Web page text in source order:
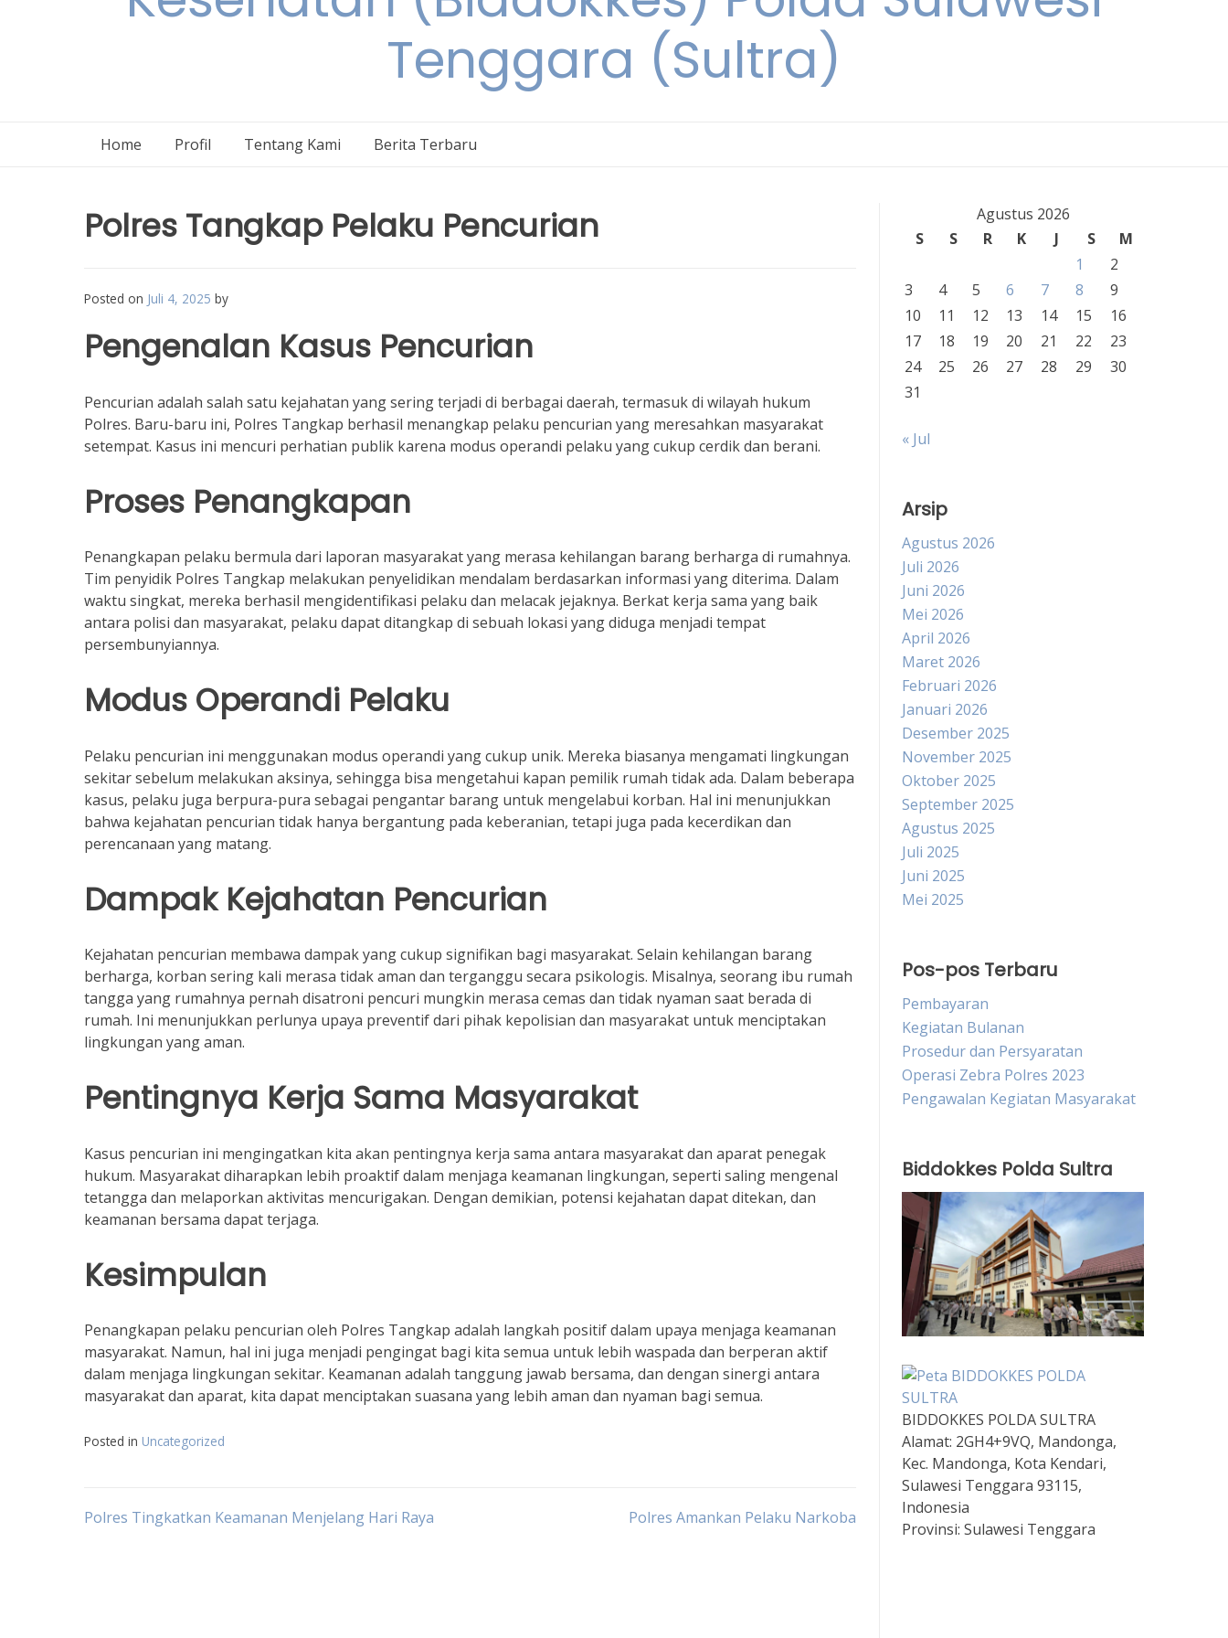
Tenggara (Sultra)
Home Profil Tentang Kami Berita Terbaru
Polres Tangkap Pelaku Pencurian
Posted on Juli 4, 2025 by
Pengenalan Kasus Pencurian
Pencurian adalah salah satu kejahatan yang sering terjadi di berbagai daerah, termasuk di wilayah hukum
Polres. Baru-baru ini, Polres Tangkap berhasil menangkap pelaku pencurian yang meresahkan masyarakat
setempat. Kasus ini mencuri perhatian publik karena modus operandi pelaku yang cukup cerdik dan berani.
Proses Penangkapan
Penangkapan pelaku bermula dari laporan masyarakat yang merasa kehilangan barang berharga di rumahnya.
Tim penyidik Polres Tangkap melakukan penyelidikan mendalam berdasarkan informasi yang diterima. Dalam
waktu singkat, mereka berhasil mengidentifikasi pelaku dan melacak jejaknya. Berkat kerja sama yang baik
antara polisi dan masyarakat, pelaku dapat ditangkap di sebuah lokasi yang diduga menjadi tempat
persembunyiannya.
Modus Operandi Pelaku
Pelaku pencurian ini menggunakan modus operandi yang cukup unik. Mereka biasanya mengamati lingkungan
sekitar sebelum melakukan aksinya, sehingga bisa mengetahui kapan pemilik rumah tidak ada. Dalam beberapa
kasus, pelaku juga berpura-pura sebagai pengantar barang untuk mengelabui korban. Hal ini menunjukkan
bahwa kejahatan pencurian tidak hanya bergantung pada keberanian, tetapi juga pada kecerdikan dan
perencanaan yang matang.
Dampak Kejahatan Pencurian
Kejahatan pencurian membawa dampak yang cukup signifikan bagi masyarakat. Selain kehilangan barang
berharga, korban sering kali merasa tidak aman dan terganggu secara psikologis. Misalnya, seorang ibu rumah
tangga yang rumahnya pernah disatroni pencuri mungkin merasa cemas dan tidak nyaman saat berada di
rumah. Ini menunjukkan perlunya upaya preventif dari pihak kepolisian dan masyarakat untuk menciptakan
lingkungan yang aman.
Pentingnya Kerja Sama Masyarakat
Kasus pencurian ini mengingatkan kita akan pentingnya kerja sama antara masyarakat dan aparat penegak
hukum. Masyarakat diharapkan lebih proaktif dalam menjaga keamanan lingkungan, seperti saling mengenal
tetangga dan melaporkan aktivitas mencurigakan. Dengan demikian, potensi kejahatan dapat ditekan, dan
keamanan bersama dapat terjaga.
Kesimpulan
Penangkapan pelaku pencurian oleh Polres Tangkap adalah langkah positif dalam upaya menjaga keamanan
masyarakat. Namun, hal ini juga menjadi pengingat bagi kita semua untuk lebih waspada dan berperan aktif
dalam menjaga lingkungan sekitar. Keamanan adalah tanggung jawab bersama, dan dengan sinergi antara
masyarakat dan aparat, kita dapat menciptakan suasana yang lebih aman dan nyaman bagi semua.
Posted in Uncategorized
Navigasi
Polres Tingkatkan Keamanan Menjelang Hari Raya Polres Amankan Pelaku Narkoba
Agustus 2026
S
S R K J S
M
1
2
3
4 5 6 7 8
9
10
11 12 13 14 15
16
17
18 19 20 21 22
23
24
25 26 27 28 29
30
31
« Jul
Arsip
Agustus 2026
Juli 2026
Juni 2026
Mei 2026
April 2026
Maret 2026
Februari 2026
Januari 2026
Desember 2025
November 2025
Oktober 2025
September 2025
Agustus 2025
Juli 2025
Juni 2025
Mei 2025
Pos-pos Terbaru
Pembayaran
Kegiatan Bulanan
Prosedur dan Persyaratan
Operasi Zebra Polres 2023
Pengawalan Kegiatan Masyarakat
Biddokkes Polda Sultra
BIDDOKKES POLDA SULTRA
Alamat: 2GH4+9VQ, Mandonga,
Kec. Mandonga, Kota Kendari,
Sulawesi Tenggara 93115,
Indonesia
Provinsi: Sulawesi Tenggara